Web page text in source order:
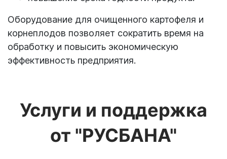
Оборудование для очищенного картофеля и
корнеплодов позволяет сократить время на
обработку и повысить экономическую
эффективность предприятия.
Услуги и поддержка
от "РУСБАНА"